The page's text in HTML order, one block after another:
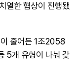
열한 협상이 진행됐
줄어든 1조2058
5개 유형이 나눠 갖